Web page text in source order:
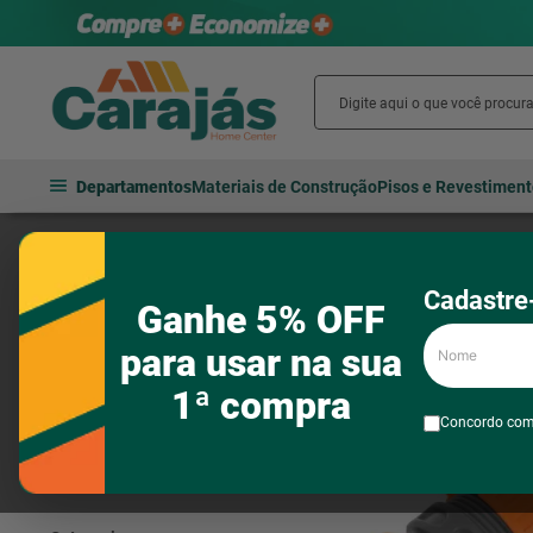
DepartamentosMateriais de ConstruçãoPisos e
Ganhe 5% OFF
para usar na sua
1ª compra
Nome
Concordo
Banheiro